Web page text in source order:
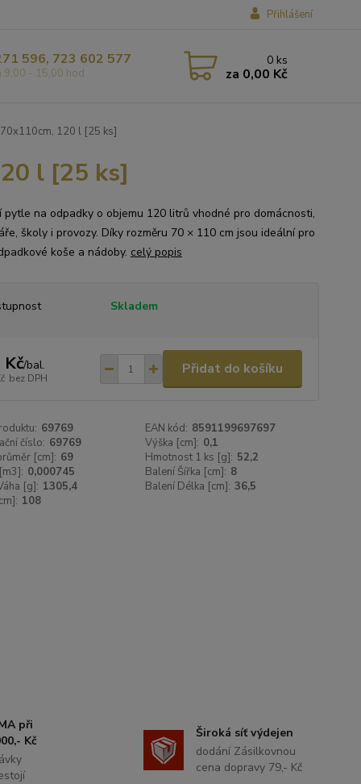
Přihlášení
596, 723 602 577
9,00 - 15,00 hod
0 ks
za 0,00 Kč
120 l [25 ks]
l [25 ks]
pytle na odpadky o objemu 120 litrů vhodné pro domácnosti,
školy i provozy. Díky rozměru 70 × 110 cm jsou ideální pro
koše a nádoby. celý popis
Skladem
Kč/bal.
bez DPH
Přidat do košíku
69769 EAN kód: 8591199697697
číslo: 69769 Výška [cm]: 0,1
[cm]: 69 Hmotnost 1 ks [g]: 52,2
0,000745 Balení Šířka [cm]: 8
[g]: 1305,4 Balení Délka [cm]: 36,5
108
při
Kč
Široká síť výdejen
dodání Zásilkovnou
cena dopravy 79,- Kč